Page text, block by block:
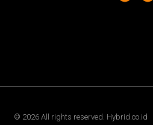
© 2026 All rights reserved. Hybrid.co.id